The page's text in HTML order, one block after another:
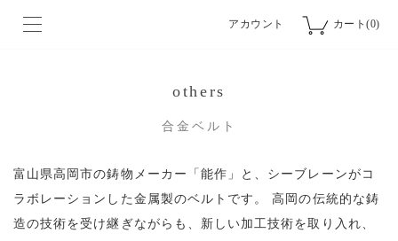
アカウント カート(0)
others
合金ベルト
富山県高岡市の鋳物メーカー「能作」と、シーブレーンがコ
ラボレーションした金属製のベルトです。
高岡の伝統的な鋳
造の技術を受け継ぎながらも、新しい加工技術を取り入れ、